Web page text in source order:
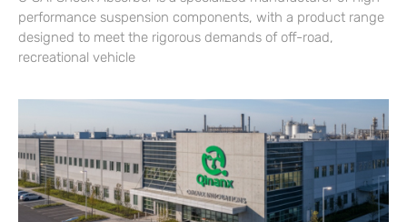
performance suspension components, with a product range
designed to meet the rigorous demands of off-road,
recreational vehicle